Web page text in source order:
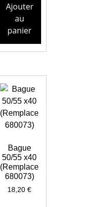
Ajouter
au
panier
Bague
50/55 x40
(Remplace
680073)
18,20€